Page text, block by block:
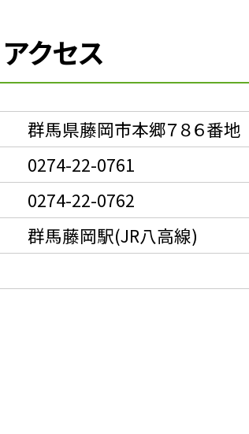
クセス
群馬県藤岡市本郷７８６番地
0274-22-0761
0274-22-0762
群馬藤岡駅(JR八高線)